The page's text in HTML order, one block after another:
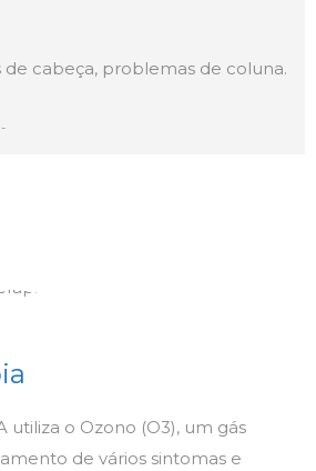
de cabeça, problemas de coluna.
utiliza o Ozono (O3), um gás
de vários sintomas e